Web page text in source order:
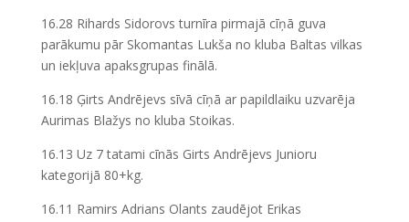
16.28 Rihards Sidorovs turnīra pirmajā cīņā guva
parākumu pār Skomantas Lukša no kluba Baltas vilkas
un iekļuva apaksgrupas finālā.
16.18 Ģirts Andrējevs sīvā cīņā ar papildlaiku uzvarēja
Aurimas Blažys no kluba Stoikas.
16.13 Uz 7 tatami cīnās Girts Andrējevs Junioru
kategorijā 80+kg.
16.11 Ramirs Adrians Olants zaudējot Erikas